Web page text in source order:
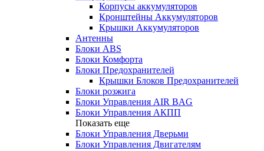
Корпусы аккумуляторов
Кронштейны Аккумуляторов
Крышки Аккумуляторов
Антенны
Блоки ABS
Блоки Комфорта
Блоки Предохранителей
Крышки Блоков Предохранителей
Блоки розжига
Блоки Управления AIR BAG
Блоки Управления АКПП
Показать еще
Блоки Управления Дверьми
Блоки Управления Двигателям